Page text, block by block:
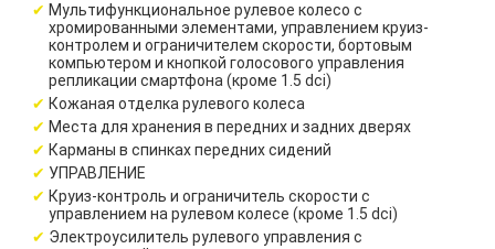
Мультифункциональное рулевое колесо с
хромированными элементами, управлением круиз-
контролем и ограничителем скорости, бортовым
компьютером и кнопкой голосового управления
репликации смартфона (кроме 1.5 dci)
Кожаная отделка рулевого колеса
Места для хранения в передних и задних дверях
Карманы в спинках передних сидений
УПРАВЛЕНИЕ
Круиз-контроль и ограничитель скорости с
управлением на рулевом колесе (кроме 1.5 dci)
Электроусилитель рулевого управления с